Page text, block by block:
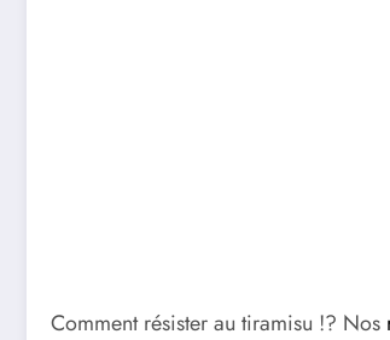
Comment résister au tiramisu !? Nos